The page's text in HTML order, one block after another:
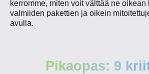
kerromme, miten voit välttää ne oikean
valmiiden pakettien ja oikein
avulla.
Pikaopas: 9